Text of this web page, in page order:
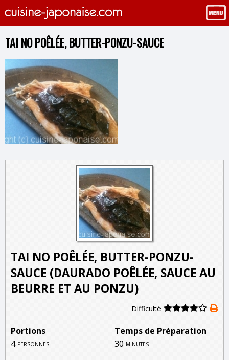
TAI NO POÊLÉE, BUTTER-PONZU-SAUCE
TAI NO POÊLÉE, BUTTER-PONZU-
SAUCE (DAURADO POÊLÉE, SAUCE AU
BEURRE ET AU PONZU)
Difficulté
Portions
Temps de Préparation
4 personnes 30 minutes